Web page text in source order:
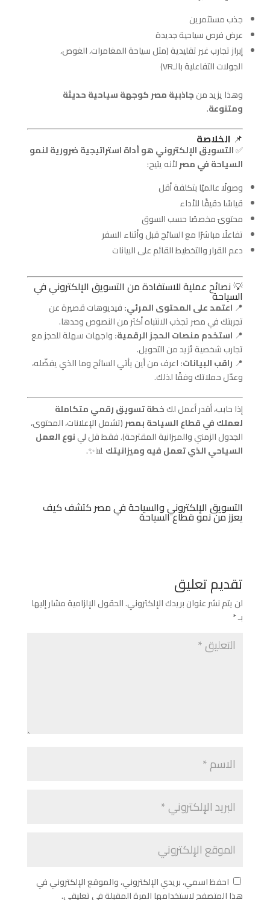
جذب مستثمرين
عرض فرص سياحية جديدة
إبراز تجارب غير تقليدية (مثل سياحة المغامرات، الغوص،
الجولات التفاعلية بالـVR)
وهذا يزيد منجاذبية مصر كوجهة سياحية حديثة
ومتنوعة.
📌 الخلاصة
✅التسويق الإلكتروني هو أداة استراتيجية ضرورية لنمو
السياحة في مصرلأنه يتيح:
وصولًا عالميًا بتكلفة أقل
قياسًا دقيقًا للأداء
محتوىً مخصصًا حسب السوق
تفاعلًا مباشرًا مع السائح قبل وأثناء السفر
دعم القرار والتخطيط القائم على البيانات
💡 نصائح عملية للاستفادة من التسويق الإلكتروني في
السياحة
📍 اعتمد على المحتوى المرئي:فيديوهات قصيرة عن
تجربتك في مصر تجذب الانتباه أكثر من النصوص وحدها.
📍 استخدم منصات الحجز الرقمية:واجهات سهلة للحجز مع
تجارب شخصية تُزيد من التحويل.
📍 راقب البيانات:اعرف من أين يأتي السائح وما الذي يفضّله،
وعدّل حملاتك وفقًا لذلك.
إذا حابب، أقدر أعمل لكخطة تسويق رقمي متكاملة
لعملك في قطاع السياحة بمصر(تشمل الإعلانات، المحتوى،
الجدول الزمني والميزانية المقترحة). فقط قل لينوع العمل
السياحي الذي تعمل فيه وميزانيتك📊✨.
التسويق الإلكتروني والسياحة في مصر كتشف كيف
يعزز من نمو قطاع السياحة
تقديم تعليق
لن يتم نشر عنوان بريدك الإلكتروني.الحقول الإلزامية مشار إليها
بـ*
احفظ اسمي، بريدي الإلكتروني، والموقع الإلكتروني في
هذا المتصفح لاستخدامها المرة المقبلة في تعليقي.